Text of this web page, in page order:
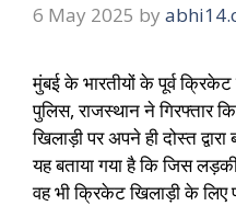
6 May 2025 by
मुंबई के भारतीयों के पूर्व
पुलिस, राजस्थान ने गिरफ्तार
खिलाड़ी पर अपने ही दोस्त
यह बताया गया है कि जिस
वह भी क्रिकेट खिलाड़ी के लिए